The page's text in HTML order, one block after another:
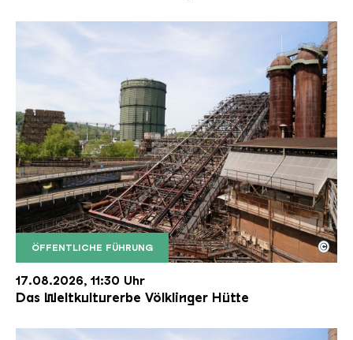
ÖFFENTLICHE FÜHRUNG
Der Erzschrägaufzug der Völklinger Hütte mit
Copyright: Weltkulturerbe Völklinger Hütte | Karl
©
17.08.2026, 11:30 Uhr
Das Weltkulturerbe Völklinger Hütte